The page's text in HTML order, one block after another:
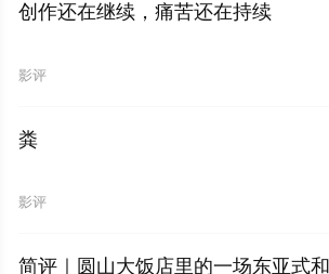
创作还在继续，痛苦还在持续
影评
粪
影评
简评｜圆山大饭店里的一场东亚式和